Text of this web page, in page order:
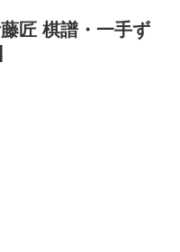
匠 棋譜・一手ず